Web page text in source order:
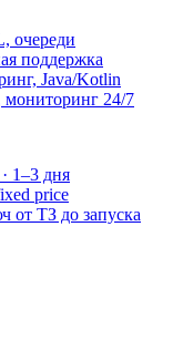
очереди
поддержка
Java/Kotlin
24/7
1–3 дня
price
от ТЗ до запуска